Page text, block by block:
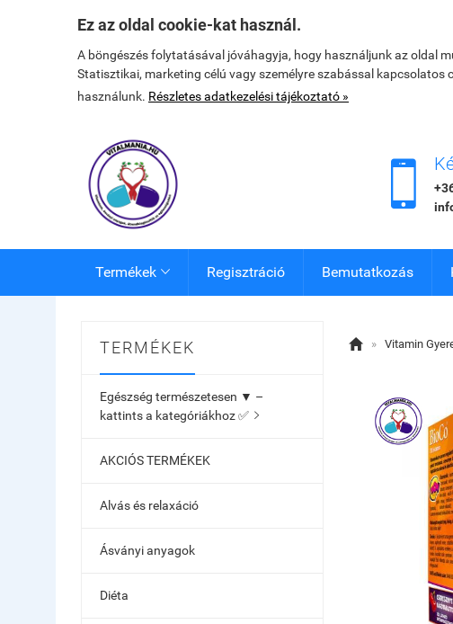
Ez az oldal cookie-kat használ.
A böngészés folytatásával jóváhagyja, hogy használjunk az oldal
Statisztikai, marketing célú vagy személyre szabással kapcsolatos
használunk. Részletes adatkezelési tájékoztató »

Termékek  Regisztráció Bemutatkozás
TERMÉKEK
Egészség természetesen ▼ –
kattints a kategóriákhoz ✅ 
AKCIÓS TERMÉKEK
Alvás és relaxáció
Ásványi anyagok
Diéta
 » Vitamin